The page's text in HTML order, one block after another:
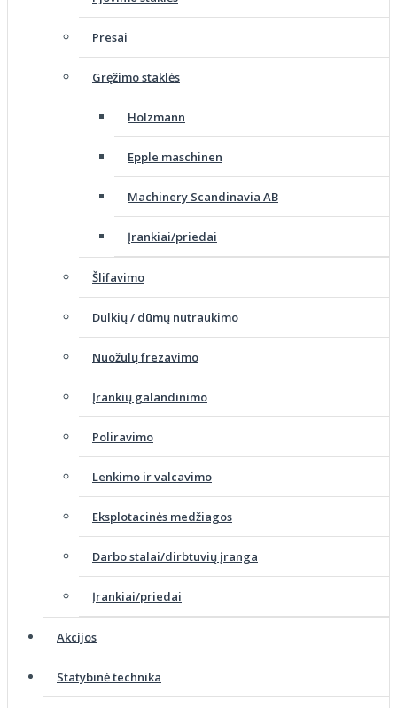
Presai
Gręžimo staklės
Holzmann
Epple maschinen
Machinery Scandinavia AB
Įrankiai/priedai
Šlifavimo
Dulkių / dūmų nutraukimo
Nuožulų frezavimo
Įrankių galandinimo
Poliravimo
Lenkimo ir valcavimo
Eksplotacinės medžiagos
Darbo stalai/dirbtuvių įranga
Įrankiai/priedai
Akcijos
Statybinė technika